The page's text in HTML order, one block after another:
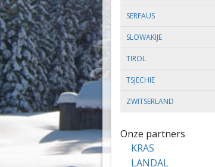
SERFAUS
SLOWAKIJE
TIROL
TSJECHIE
ZWITSERLAND
Onze partners
KRAS
LANDAL